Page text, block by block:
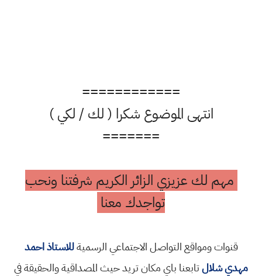
============
انتهى الموضوع شكرا ( لك / لكي )
=======
مهم لك عزيزي الزائر الكريم شرفتنا ونحب
تواجدك معنا
قنوات ومواقع التواصل الاجتماعي الرسميةللاستاذ احمد
مهدي شلالتابعنا باي مكان تريد حيث المصداقية والحقيقة في